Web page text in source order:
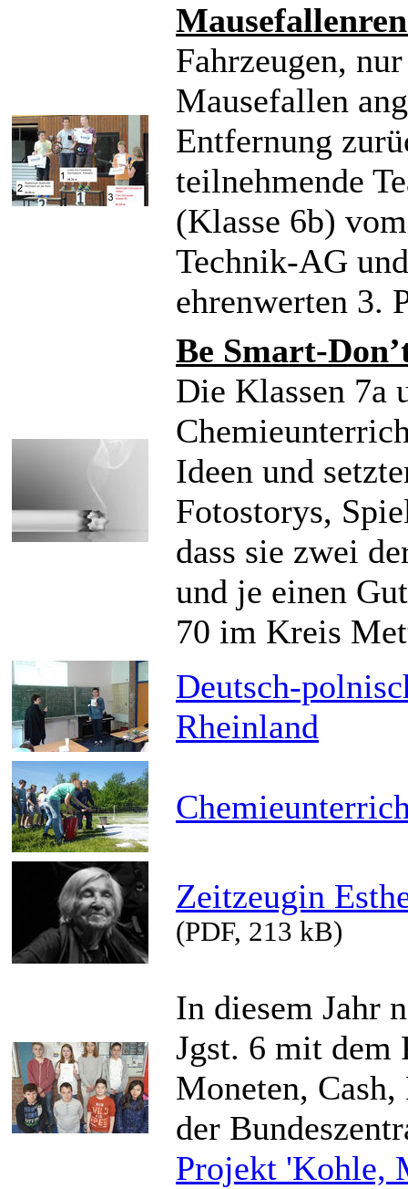
Fahrzeugen,
Mausefallen
Entfernung
teilnehmende
(Klasse 6b)
Technik-AG
ehrenwerten 3.
Be Smart-
Die Klassen 7a
Ideen und
Fotostorys,
dass sie zwei
und je einen
70 im Kreis
Deutsch-
Rheinland
Zeitzeugin
(PDF, 213 kB)
In diesem Jahr
Jgst. 6 mit dem
Moneten,
der
Projekt 'Kohle,